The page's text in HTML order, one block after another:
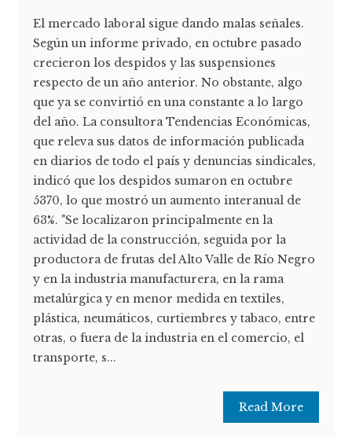
El mercado laboral sigue dando malas señales.
Según un informe privado, en octubre pasado
crecieron los despidos y las suspensiones
respecto de un año anterior. No obstante, algo
que ya se convirtió en una constante a lo largo
del año. La consultora Tendencias Económicas,
que releva sus datos de información publicada
en diarios de todo el país y denuncias sindicales,
indicó que los despidos sumaron en octubre
5370, lo que mostró un aumento interanual de
63%. "Se localizaron principalmente en la
actividad de la construcción, seguida por la
productora de frutas del Alto Valle de Río Negro
y en la industria manufacturera, en la rama
metalúrgica y en menor medida en textiles,
plástica, neumáticos, curtiembres y tabaco, entre
otras, o fuera de la industria en el comercio, el
transporte, s...
Read More